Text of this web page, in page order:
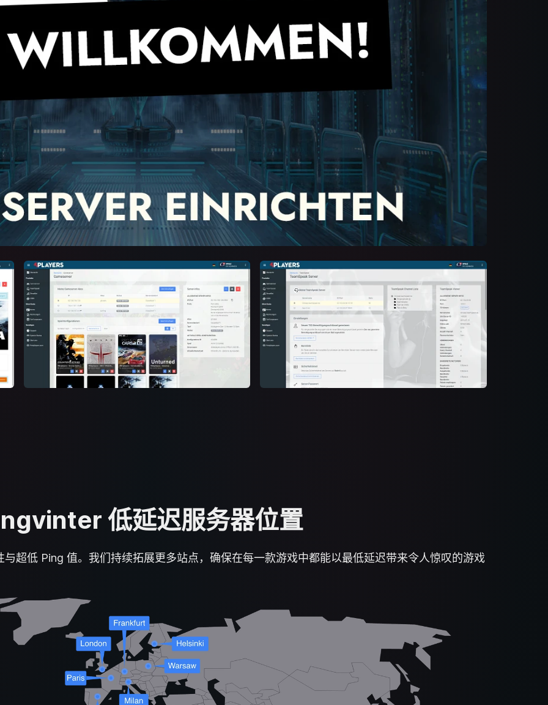
低延迟服务器位置
与超低 Ping 值。我们持续拓展更多站点，确保在每一款游戏中都能以最低延迟带来令人惊叹的游戏